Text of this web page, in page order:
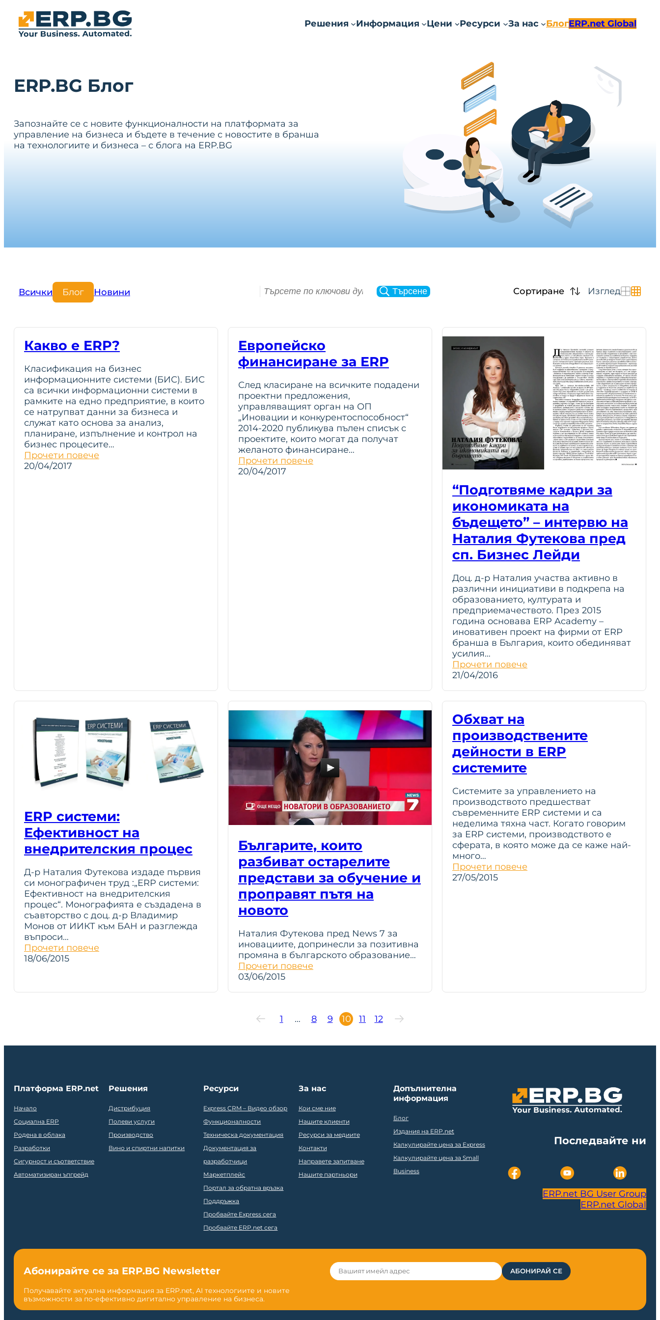
Решения Информация Цени Ресурси За нас БлогERP.net Global
ERP.BG Блог
Запознайте се с новите функционалности на платформата за
управление на бизнеса и бъдете в течение с новостите в бранша
на технологиите и бизнеса – с блога на ERP.BG
Всички Блог Новини
S
h
Търсене Сортиране Изглед
Какво е ERP?
Класификация на бизнес
информационните системи (БИС). БИС
са всички информационни системи в
рамките на едно предприятие, в които
се натрупват данни за бизнеса и
служат като основа за анализ,
планиране, изпълнение и контрол на
бизнес процесите…
Прочети повече
20/04/2017
Европейско
финансиране за ERP
След класиране на всичките подадени
проектни предложения,
управляващият орган на ОП
„Иновации и конкурентоспособност“
2014-2020 публикува пълен списък с
проектите, които могат да получат
желаното финансиране…
Прочети повече
20/04/2017
“Подготвяме кадри за
икономиката на
бъдещето” – интервю на
Наталия Футекова пред
сп. Бизнес Лейди
Доц. д-р Наталия участва активно в
различни инициативи в подкрепа на
образованието, културата и
предприемачеството. През 2015
година основава ERP Academy –
иновативен проект на фирми от ERP
бранша в България, които обединяват
усилия…
Прочети повече
21/04/2016
ERP системи:
Ефективност на
внедрителския процес
Д-р Наталия Футекова издаде първия
си монографичен труд :„ERP системи:
Ефективност на внедрителския
процес“. Монографията е създадена в
съавторство с доц. д-р Владимир
Монов от ИИКТ към БАН и разглежда
въпроси…
Прочети повече
18/06/2015
Българите, които
разбиват остарелите
представи за обучение и
проправят пътя на
новото
Наталия Футекова пред News 7 за
иновациите, допринесли за позитивна
промяна в българското образование…
Прочети повече
03/06/2015
Обхват на
производствените
дейности в ERP
системите
Системите за управлението на
производството предшестват
съвременните ERP системи и са
неделима тяхна част. Когато говорим
за ERP системи, производството е
сферата, в която може да се каже най-
много…
Прочети повече
27/05/2015
1 … 8 9 10 11 12
Платформа ERP.net
Начало
Социална ERP
Родена в облака
Разработки
Сигурност и съответствие
Автоматизиран ъпгрейд
Решения
Дистрибуция
Полеви услуги
Производство
Вино и спиртни напитки
Ресурси
Express CRM – Видео обзор
Функционалности
Техническа документация
Документация за
разработчици
Маркетплейс
Портал за обратна връзка
Поддръжка
Пробвайте Express сега
Пробвайте ERP.net сега
За нас
Кои сме ние
Нашите клиенти
Ресурси за медиите
Контакти
Направете запитване
Нашите партньори
Допълнителна
информация
Блог
Издания на ERP.net
Калкулирайте цена за Express
Калкулирайте цена за Small
Business
Последвайте ни
ERP.net BG User Group
ERP.net Global
Абонирайте се за ERP.BG Newsletter
Получавайте актуална информация за ERP.net, AI технологиите и новите
възможности за по-ефективно дигитално управление на бизнеса.